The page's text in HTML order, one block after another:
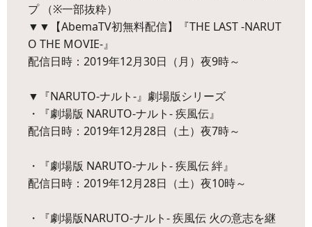
プ （※一部抜粋）
▼▼【AbemaTV初無料配信】『THE LAST -NARUT
O THE MOVIE-』
配信日時：2019年12月30日（月）夜9時～
▼『NARUTO-ナルト-』劇場版シリーズ
・『劇場版 NARUTO-ナルト- 疾風伝』
配信日時：2019年12月28日（土）夜7時～
・『劇場版 NARUTO-ナルト- 疾風伝 絆』
配信日時：2019年12月28日（土）夜10時～
・『劇場版NARUTO-ナルト- 疾風伝 火の意志を継